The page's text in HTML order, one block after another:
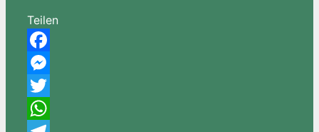
Teilen
Facebook
Messenger
Twitter